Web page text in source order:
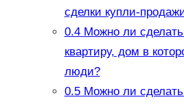
сделки купли-
0.4Можно ли
квартиру, дом в
люди?
0.5Можно ли